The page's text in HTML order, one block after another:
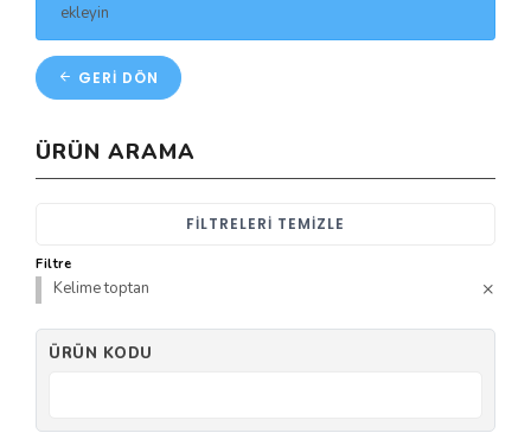
ekleyin
GERI DÖN
ÜRÜN ARAMA
FILTRELERI TEMIZLE
Filtre
Kelime toptan
ÜRÜN KODU